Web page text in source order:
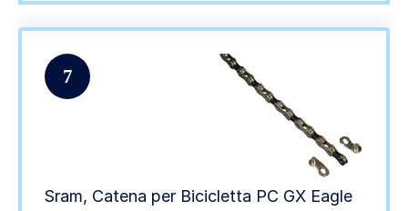
7
Sram, Catena per Bicicletta PC GX Eagle